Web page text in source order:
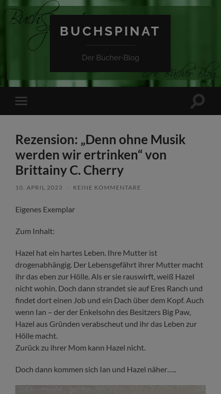
BUCHSPINAT
Der Bücher-Blog
Mobile-
Menü
Rezension: „Denn ohne Musik
werden wir ertrinken“ von
Brittainy C. Cherry
10. APRIL 2023 KEINE KOMMENTARE
Eigenes Exemplar
Zum Inhalt:
Hazel hat ein hartes Leben. Ihre Mutter ist
drogenabhängig. Der Lebensgefährt ihrer Mutter macht
ihr das eben zur Hölle. Als er sie rauswirft, weiß Hazel
nicht wohin. Doch dann strandet sie auf Eres Ranch und
findet dort einen Job und ein Dach über dem Kopf. Auch
wenn Ian – der der Enkelsohn des Besitzers Big Paw,
Hazel aus Gründen verabscheut und ihr das Leben zur
Hölle macht.
Zurück zu ihrer Mom kann Hazel nicht.
Doch dann kommen sich Ian und Hazel näher…..